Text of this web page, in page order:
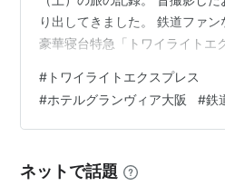
り出してきました。 鉄道ファ
豪華寝台特急「トワイライトエ
たので、ちょうど引退の1年前
が始まったな……という時期の1
テルグランヴィア大阪」に泊ま
ら、「もうじきトワイライトが
# トワイライトエクスプレス
#ホテルグランヴィア大阪 #鉄
ネットで話題